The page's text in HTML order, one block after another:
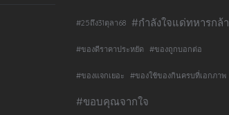
#25ถึง31ตุลา68 #กำลังใจแด่ทหารกล้า
#ของดีราคาประหยัด #ของถูกบอกต่อ
#ของแจกเยอะ #ของใช้ของกินครบที่เอกภาพ
#ขอบคุณจากใจ